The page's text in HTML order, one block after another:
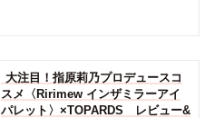
大注目！指原莉乃プロデュースコ
スメ〈Ririmew インザミラーアイ
パレット〉×TOPARDS レビュー&